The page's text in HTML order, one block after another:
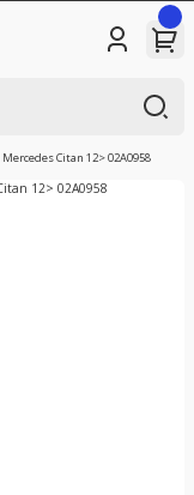
Citan 12> 02A0958